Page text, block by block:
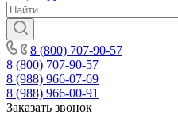
8 (800) 707-90-57
8 (800) 707-90-57
8 (988) 966-07-69
8 (988) 966-00-91
Заказать звонок